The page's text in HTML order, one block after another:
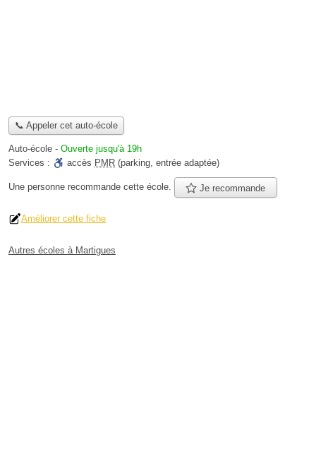
📞 Appeler cet auto-école
Auto-école - Ouverte jusqu'à 19h
Services :
accès PMR (parking, entrée adaptée)
Une personne recommande cette école. Je recommande
Améliorer cette fiche
Autres écoles à Martigues